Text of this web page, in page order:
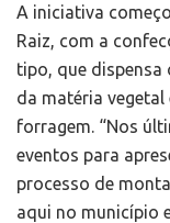
A iniciativa
Raiz, com a
tipo, que
da matéria
forragem. “Nos
eventos para
processo de
aqui no município